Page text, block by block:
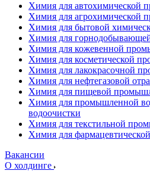
Химия для автохимической
Химия для агрохимической
Химия для бытовой
Химия для
Химия для кожевенной
Химия для косметической
Химия для лакокрасочной
Химия для нефтегазовой
Химия для пищевой
Химия для промышленной
водоочистки
Химия для текстильной
Химия для
Вакансии
О холдинге